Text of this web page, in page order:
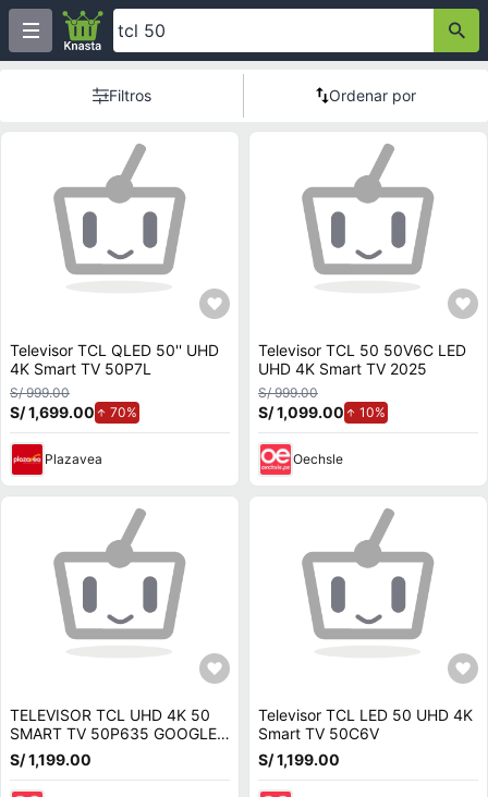
Filtros Ordenar por
Televisor TCL QLED 50'' UHD
4K Smart TV 50P7L
S/ 999.00
S/ 1,699.00 70%
Plazavea
Televisor TCL 50 50V6C LED
UHD 4K Smart TV 2025
S/ 999.00
S/ 1,099.00 10%
Oechsle
TELEVISOR TCL UHD 4K 50
SMART TV 50P635 GOOGLE
TV
S/ 1,199.00
Televisor TCL LED 50 UHD 4K
Smart TV 50C6V
S/ 1,199.00